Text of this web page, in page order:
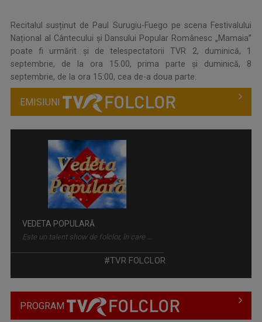
Recitalul susținut de Paul Surugiu-Fuego pe scena Festivalului
Național al Cântecului și Dansului Popular Românesc „Mamaia”
poate fi urmărit și de telespectatorii TVR 2, duminică, 1
septembrie, de la ora 15.00, prima parte și duminică, 8
septembrie, de la ora 15:00, cea de-a doua parte.
EMISIUNI
VEDETA POPULARĂ
Este un talent show de folclor, în care ...
#TVR FOLCLOR
PROGRAM